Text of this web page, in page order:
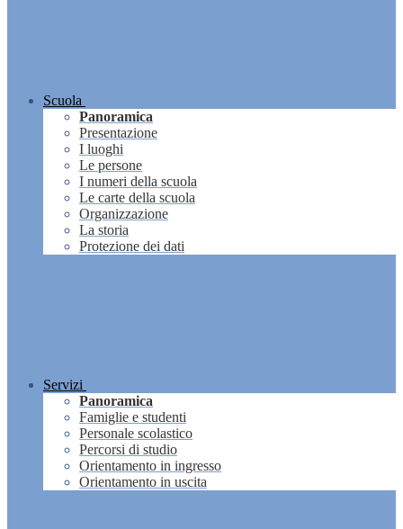
Scuola
Panoramica
Presentazione
I luoghi
Le persone
I numeri della scuola
Le carte della scuola
Organizzazione
La storia
Protezione dei dati
Servizi
Panoramica
Famiglie e studenti
Personale scolastico
Percorsi di studio
Orientamento in ingresso
Orientamento in uscita